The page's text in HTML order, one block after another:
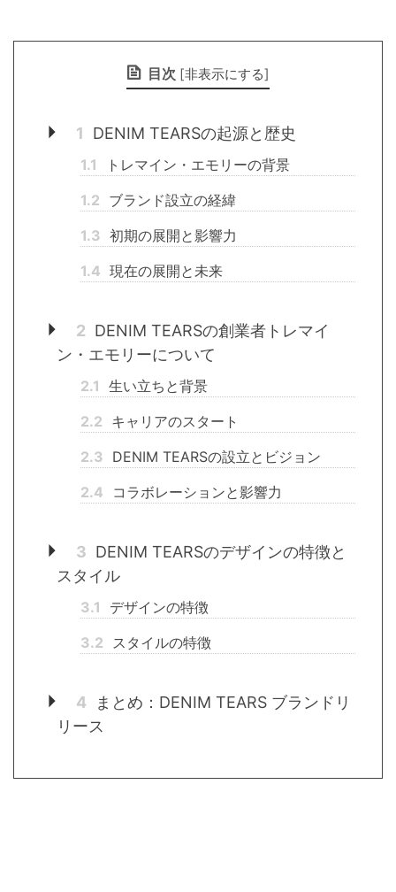
目次 [非表示にする]
1 DENIM TEARSの起源と歴史
1.1
トレマイン・エモリーの背景
1.2 ブランド設立の経緯
1.3 初期の展開と影響力
1.4 現在の展開と未来
2 DENIM TEARSの創業者トレマイ
ン・エモリーについて
2.1 生い立ちと背景
2.2 キャリアのスタート
2.3 DENIM TEARSの設立とビジョン
2.4
コラボレーションと影響力
3 DENIM TEARSのデザインの特徴と
スタイル
3.1
デザインの特徴
3.2 スタイルの特徴
4
まとめ：DENIM TEARS ブランドリ
リース